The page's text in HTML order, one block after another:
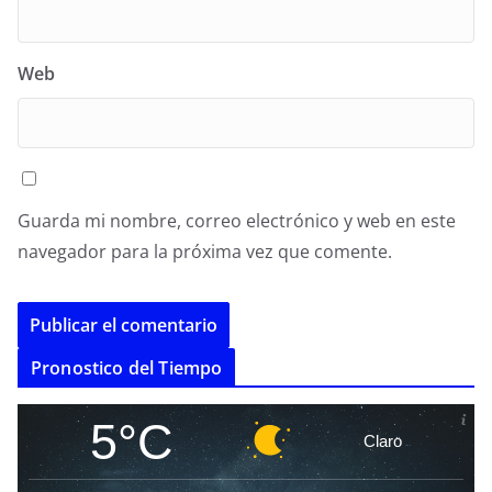
Web
Guarda mi nombre, correo electrónico y web en este
navegador para la próxima vez que comente.
l
r
Pronostico del Tiempo
5°C Claro